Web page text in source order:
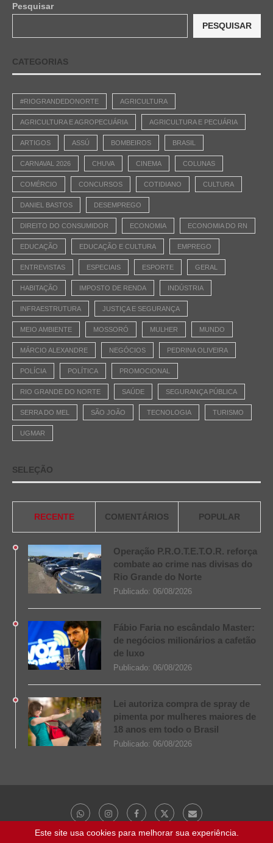
Pesquisar
PESQUISAR
CATEGORIAS
#RIOGRANDEDONORTE AGRICULTURA
AGRICULTURA E AGROPECUÁRIA AGRICULTURA E PECUÁRIA
ARTIGOS ASSÚ BOMBEIROS BRASIL
CARNAVAL 2026 CHUVA CINEMA COLUNAS
COMÉRCIO CONCURSOS COTIDIANO CULTURA
DANIEL BASTOS DESEMPREGO
DIREITO DO CONSUMIDOR ECONOMIA ECONOMIA DO RN
EDUCAÇÃO EDUCAÇÃO E CULTURA EMPREGO
ENTREVISTAS ESPECIAIS ESPORTE GERAL
HABITAÇÃO IMPOSTO DE RENDA INDÚSTRIA
INFRAESTRUTURA JUSTIÇA E SEGURANÇA
MEIO AMBIENTE MOSSORÓ MULHER MUNDO
MÁRCIO ALEXANDRE NEGÓCIOS PEDRINA OLIVEIRA
POLÍCIA POLÍTICA PROMOCIONAL
RIO GRANDE DO NORTE SAÚDE SEGURANÇA PÚBLICA
SERRA DO MEL SÃO JOÃO TECNOLOGIA TURISMO
UGMAR
SELEÇÃO
RECENTE COMENTÁRIOS POPULAR
Operação P.R.O.T.E.T.O.R. reforça
combate ao crime nas divisas do
Rio Grande do Norte
Publicado: 06/08/2026
Fábio Faria no escândalo Master:
de negócios milionários a cafetão
de luxo
Publicado: 06/08/2026
Lei autoriza compra de spray de
pimenta por mulheres maiores de
18 anos em todo o Brasil
Publicado: 06/08/2026
Este site usa cookies para melhorar sua experiência.